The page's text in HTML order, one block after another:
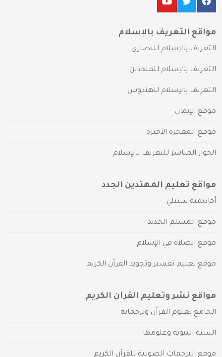
مواقع التعريف بالإسلام
التعريف بالإسلام للنصارى
التعريف بالإسلام للملحدين
التعريف بالإسلام للهندوس
موقع الإيمان
موقع المعجزة الأخيرة
الحوار المباشر للتعريف بالإسلام
مواقع تعليم المهتدين الجدد
أكاديمية سبيلي
موقع المسلم الجديد
موقع الصلاة في الإسلام
موقع تعليم تفسير وتجويد القرآن الكريم
مواقع نشر وتعليم القرآن الكريم
الجامع لعلوم القرآن وترجماته
السنة النبوية وعلومها
موقع الترجمات الصوتية للقرآن الكريم